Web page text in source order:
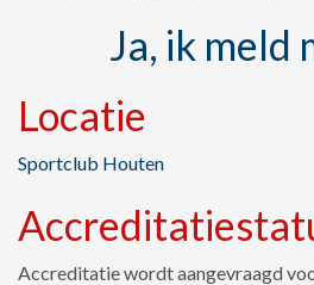
Ja, ik meld
Locatie
Sportclub Houten
Accreditatie wordt aangevraagd